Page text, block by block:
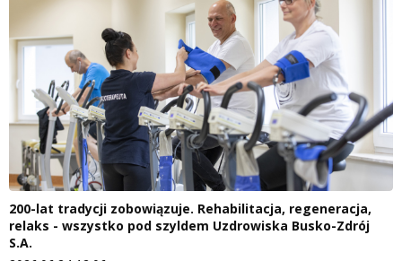
200-lat tradycji zobowiązuje. Rehabilitacja, regeneracja,
relaks - wszystko pod szyldem Uzdrowiska Busko-Zdrój
S.A.